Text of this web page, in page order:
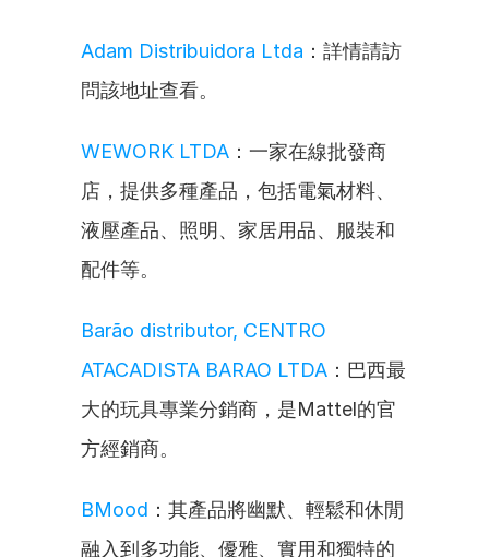
Adam Distribuidora Ltda ：詳情請訪
問該地址查看。
WEWORK LTDA ：一家在線批發商
店，提供多種產品，包括電氣材料、
液壓產品、照明、家居用品、服裝和
配件等。
Barão distributor, CENTRO
ATACADISTA BARAO LTDA ：巴西最
大的玩具專業分銷商，是Mattel的官
方經銷商。
BMood ：其產品將幽默、輕鬆和休閒
融入到多功能、優雅、實用和獨特的